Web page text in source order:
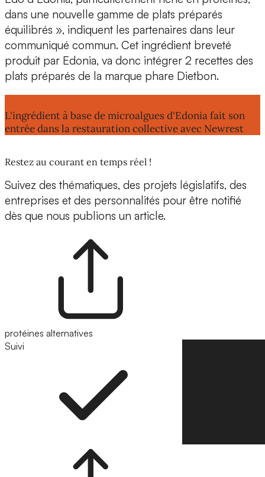
dans une nouvelle gamme de plats préparés
équilibrés », indiquent les partenaires dans leur
communiqué commun. Cet ingrédient breveté
produit par Edonia, va donc intégrer 2 recettes des
plats préparés de la marque phare Dietbon.
L'ingrédient à base de microalgues d'Edonia fait son
entrée dans la restauration collective avec Newrest
Restez au courant en temps réel !
Suivez des thématiques, des projets législatifs, des
entreprises et des personnalités pour être notifié
dès que nous publions un article.
protéines alternatives
Suivi